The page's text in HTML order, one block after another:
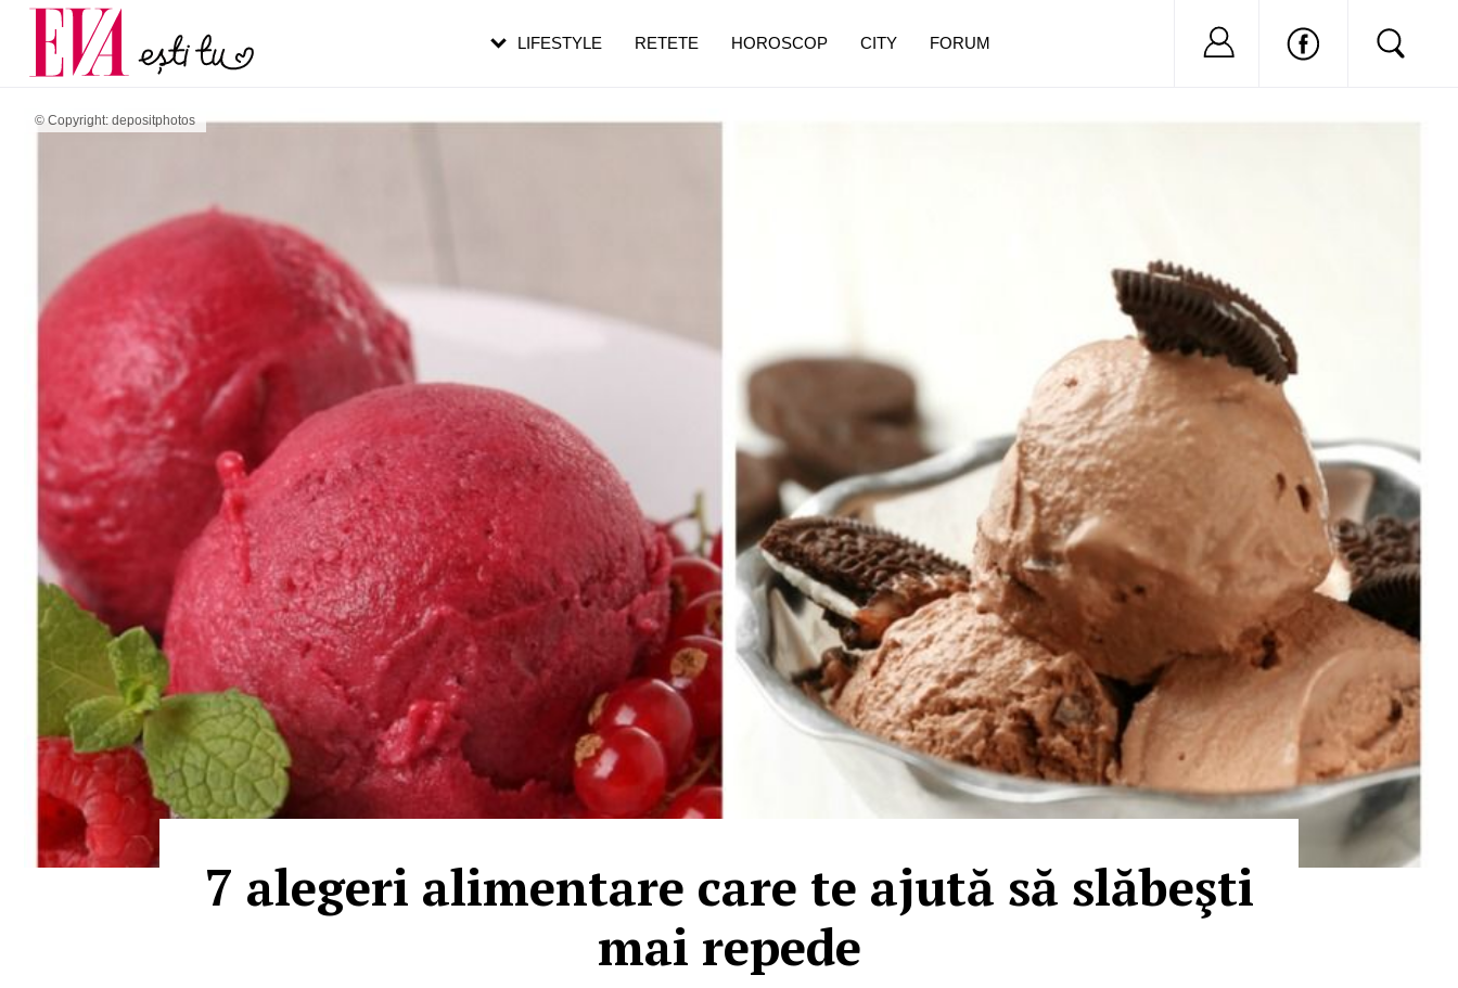
© Copyright: depositphotos
7 alegeri alimentare care te ajută să slăbeşti
mai repede
LIFESTYLE RETETE HOROSCOP CITY FORUM Nu ai cont?
Carieră
Actualitate
pe măsură ce înaintezi în vârstă
de dureroasă este investigația